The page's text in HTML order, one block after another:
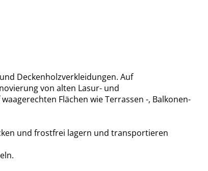
Deckenholzverkleidungen. Auf
von alten Lasur- und
Flächen wie Terrassen -, Balkonen-
und frostfrei lagern und transportieren